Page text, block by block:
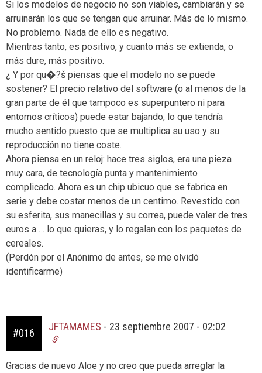
Si los modelos de negocio no son viables, cambiarán y se
arruinarán los que se tengan que arruinar. Más de lo mismo.
No problemo. Nada de ello es negativo.
Mientras tanto, es positivo, y cuanto más se extienda, o
más dure, más positivo.
¿ Y por qu�?š piensas que el modelo no se puede
sostener? El precio relativo del software (o al menos de la
gran parte de él que tampoco es superpuntero ni para
entornos críticos) puede estar bajando, lo que tendría
mucho sentido puesto que se multiplica su uso y su
reproducción no tiene coste.
Ahora piensa en un reloj: hace tres siglos, era una pieza
muy cara, de tecnología punta y mantenimiento
complicado. Ahora es un chip ubicuo que se fabrica en
serie y debe costar menos de un centimo. Revestido con
su esferita, sus manecillas y su correa, puede valer de tres
euros a … lo que quieras, y lo regalan con los paquetes de
cereales.
(Perdón por el Anónimo de antes, se me olvidó
identificarme)
#016
JFTAMAMES - 23 septiembre 2007 - 02:02
Gracias de nuevo Aloe y no creo que pueda arreglar la